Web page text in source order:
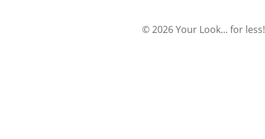
© 2026 Your Look... for less!